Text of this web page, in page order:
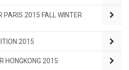
PARIS 2015 FALL WINTER
2015
HONGKONG 2015